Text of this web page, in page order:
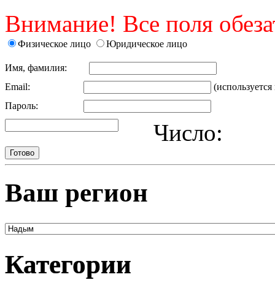
Внимание! Все поля
Физическое лицо Юридическое лицо
Имя, фамилия:
Email:
Пароль:
Число:
Ваш регион
Категории